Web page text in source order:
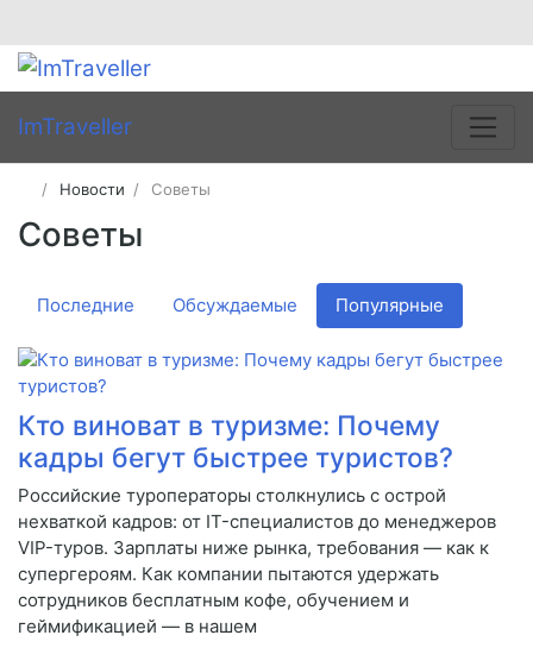
ImTraveller
Новости Советы
Советы
Последние Обсуждаемые Популярные
Кто виноват в туризме: Почему
кадры бегут быстрее туристов?
Российские туроператоры столкнулись с острой
нехваткой кадров: от IT-специалистов до менеджеров
VIP-туров. Зарплаты ниже рынка, требования — как к
супергероям. Как компании пытаются удержать
сотрудников бесплатным кофе, обучением и
геймификацией — в нашем